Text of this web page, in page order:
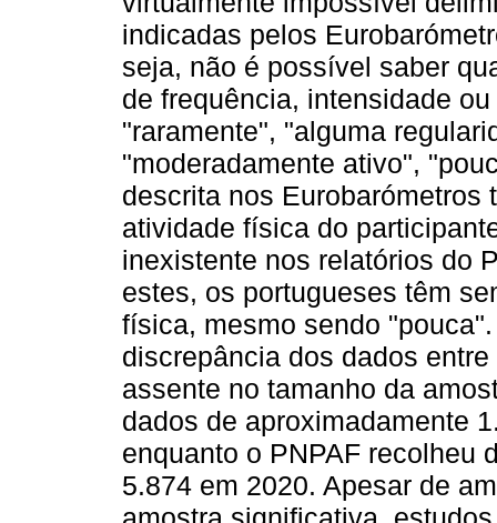
indicadas pelos
seja, não é possível saber
de frequência, intensidade
"raramente", "alguma
"moderadamente ativo",
descrita nos
atividade física do
inexistente nos relatórios do
estes, os portugueses têm
física, mesmo sendo
discrepância dos dados
assente no tamanho da
dados de aproximadamente
enquanto o PNPAF recolheu
5.874 em 2020. Apesar de